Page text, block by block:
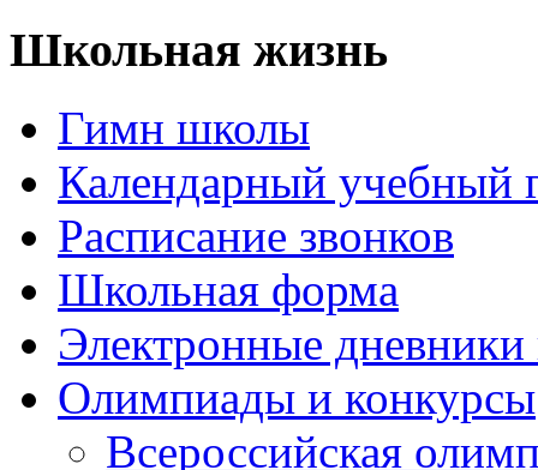
Школьная жизнь
Гимн школы
Календарный учебный
Расписание звонков
Школьная форма
Электронные
Олимпиады и конкурсы
Всероссийская